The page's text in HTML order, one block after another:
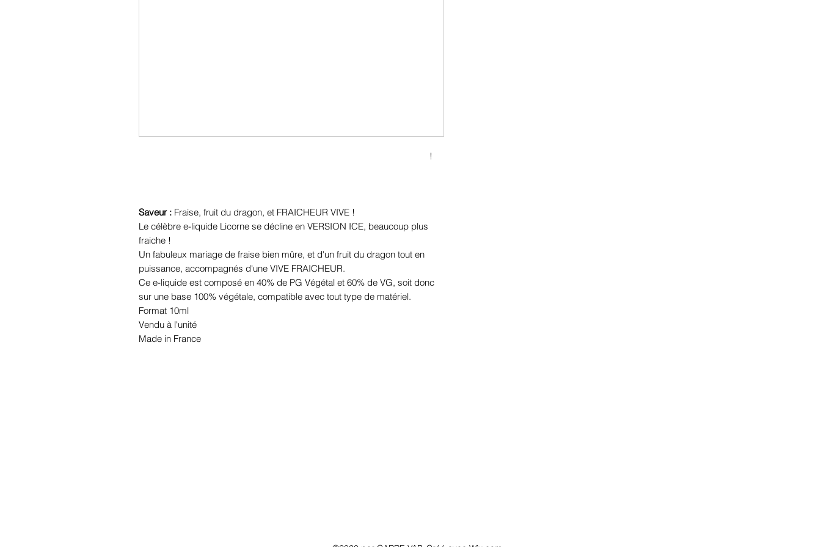
!
Saveur : Fraise, fruit du dragon, et FRAICHEUR VIVE !
Le célèbre e-liquide Licorne se décline en VERSION ICE, beaucoup plus
fraiche !
Un fabuleux mariage de fraise bien mûre, et d'un fruit du dragon tout en
puissance, accompagnés d'une VIVE FRAICHEUR.
Ce e-liquide est composé en 40% de PG Végétal et 60% de VG, soit donc
sur une base 100% végétale, compatible avec tout type de matériel.
Format 10ml
Vendu à l'unité
Made in France